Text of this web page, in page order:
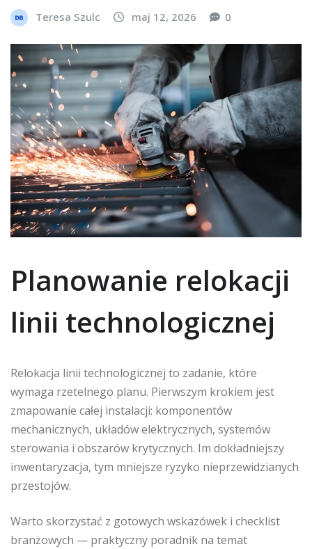
Teresa Szulc maj 12, 2026 0
Planowanie relokacji
linii technologicznej
Relokacja linii technologicznej to zadanie, które
wymaga rzetelnego planu. Pierwszym krokiem jest
zmapowanie całej instalacji: komponentów
mechanicznych, układów elektrycznych, systemów
sterowania i obszarów krytycznych. Im dokładniejszy
inwentaryzacja, tym mniejsze ryzyko nieprzewidzianych
przestojów.
Warto skorzystać z gotowych wskazówek i checklist
branżowych — praktyczny poradnik na temat